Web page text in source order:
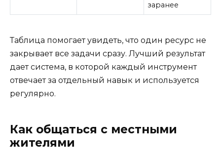
заранее
Таблица помогает увидеть, что один ресурс не
закрывает все задачи сразу. Лучший результат
дает система, в которой каждый инструмент
отвечает за отдельный навык и используется
регулярно.
Как общаться с местными
жителями